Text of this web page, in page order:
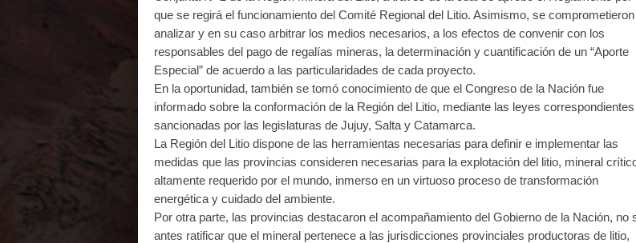
que se regirá el funcionamiento del Comité Regional del Litio. Asimismo, se
analizar y en su caso arbitrar los medios necesarios, a los efectos de convenir con los
responsables del pago de regalías mineras, la determinación y cuantificación de un “Aporte
Especial” de acuerdo a las particularidades de cada proyecto.
En la oportunidad, también se tomó conocimiento de que el Congreso de la Nación fue
informado sobre la conformación de la Región del Litio, mediante las leyes correspondientes
sancionadas por las legislaturas de Jujuy, Salta y Catamarca.
La Región del Litio dispone de las herramientas necesarias para definir e implementar las
medidas que las provincias consideren necesarias para la explotación del litio, mineral
altamente requerido por el mundo, inmerso en un virtuoso proceso de transformación
energética y cuidado del ambiente.
Por otra parte, las provincias destacaron el acompañamiento del Gobierno de la Nación, no
antes ratificar que el mineral pertenece a las jurisdicciones provinciales productoras de litio,